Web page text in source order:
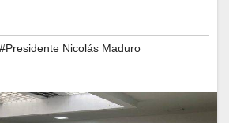
#Presidente Nicolás Maduro